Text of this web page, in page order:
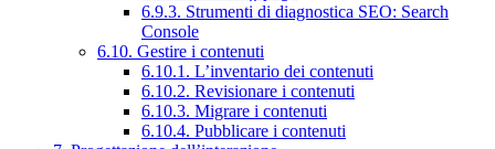
6.9.3. Strumenti di diagnostica SEO: Search
Console
6.10. Gestire i contenuti
6.10.1. L’inventario dei contenuti
6.10.2. Revisionare i contenuti
6.10.3. Migrare i contenuti
6.10.4. Pubblicare i contenuti